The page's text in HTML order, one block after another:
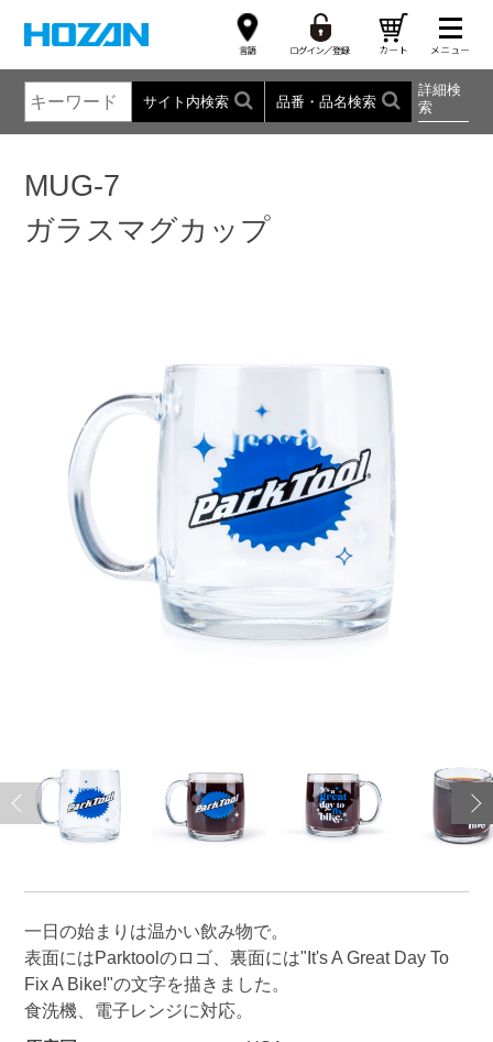
サイト内検索 品番・品名検索
詳細検
索
MUG-7
ガラスマグカップ
一日の始まりは温かい飲み物で。
表面にはParktoolのロゴ、裏面には"It's A Great Day To
Fix A Bike!"の文字を描きました。
食洗機、電子レンジに対応。